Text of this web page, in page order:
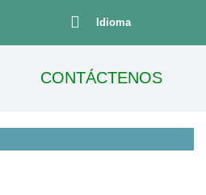
Idioma
CONTÁCTENOS